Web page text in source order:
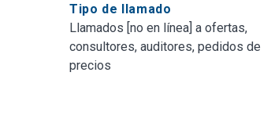
Tipo de llamado
Llamados [no en línea] a ofertas,
consultores, auditores, pedidos de
precios